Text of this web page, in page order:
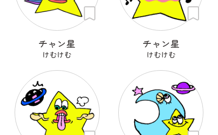
チャン星
けむけむ
チャン星
けむけむ